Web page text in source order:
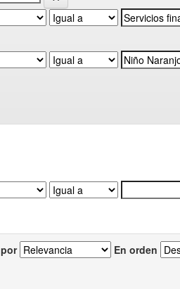
En orden